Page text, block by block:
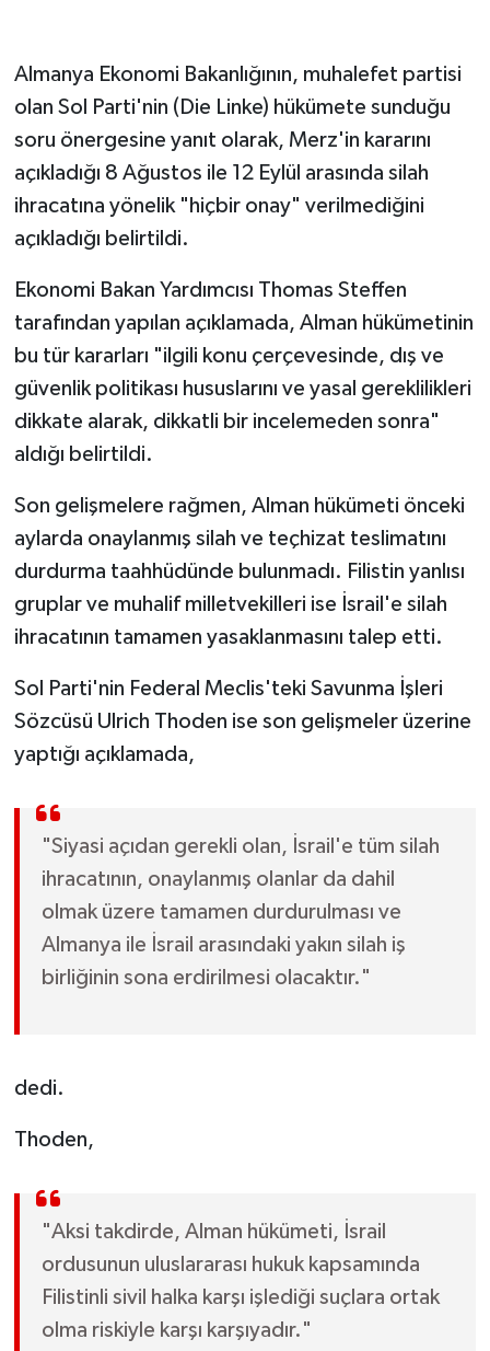
Almanya Ekonomi Bakanlığının, muhalefet partisi
olan Sol Parti'nin (Die Linke) hükümete sunduğu
soru önergesine yanıt olarak, Merz'in kararını
açıkladığı 8 Ağustos ile 12 Eylül arasında silah
ihracatına yönelik "hiçbir onay" verilmediğini
açıkladığı belirtildi.
Ekonomi Bakan Yardımcısı Thomas Steffen
tarafından yapılan açıklamada, Alman hükümetinin
bu tür kararları "ilgili konu çerçevesinde, dış ve
güvenlik politikası hususlarını ve yasal gereklilikleri
dikkate alarak, dikkatli bir incelemeden sonra"
aldığı belirtildi.
Son gelişmelere rağmen, Alman hükümeti önceki
aylarda onaylanmış silah ve teçhizat teslimatını
durdurma taahhüdünde bulunmadı. Filistin yanlısı
gruplar ve muhalif milletvekilleri ise İsrail'e silah
ihracatının tamamen yasaklanmasını talep etti.
Sol Parti'nin Federal Meclis'teki Savunma İşleri
Sözcüsü Ulrich Thoden ise son gelişmeler üzerine
yaptığı açıklamada,
"Siyasi açıdan gerekli olan, İsrail'e tüm silah
ihracatının, onaylanmış olanlar da dahil
olmak üzere tamamen durdurulması ve
Almanya ile İsrail arasındaki yakın silah iş
birliğinin sona erdirilmesi olacaktır."
dedi.
Thoden,
"Aksi takdirde, Alman hükümeti, İsrail
ordusunun uluslararası hukuk kapsamında
Filistinli sivil halka karşı işlediği suçlara ortak
olma riskiyle karşı karşıyadır."